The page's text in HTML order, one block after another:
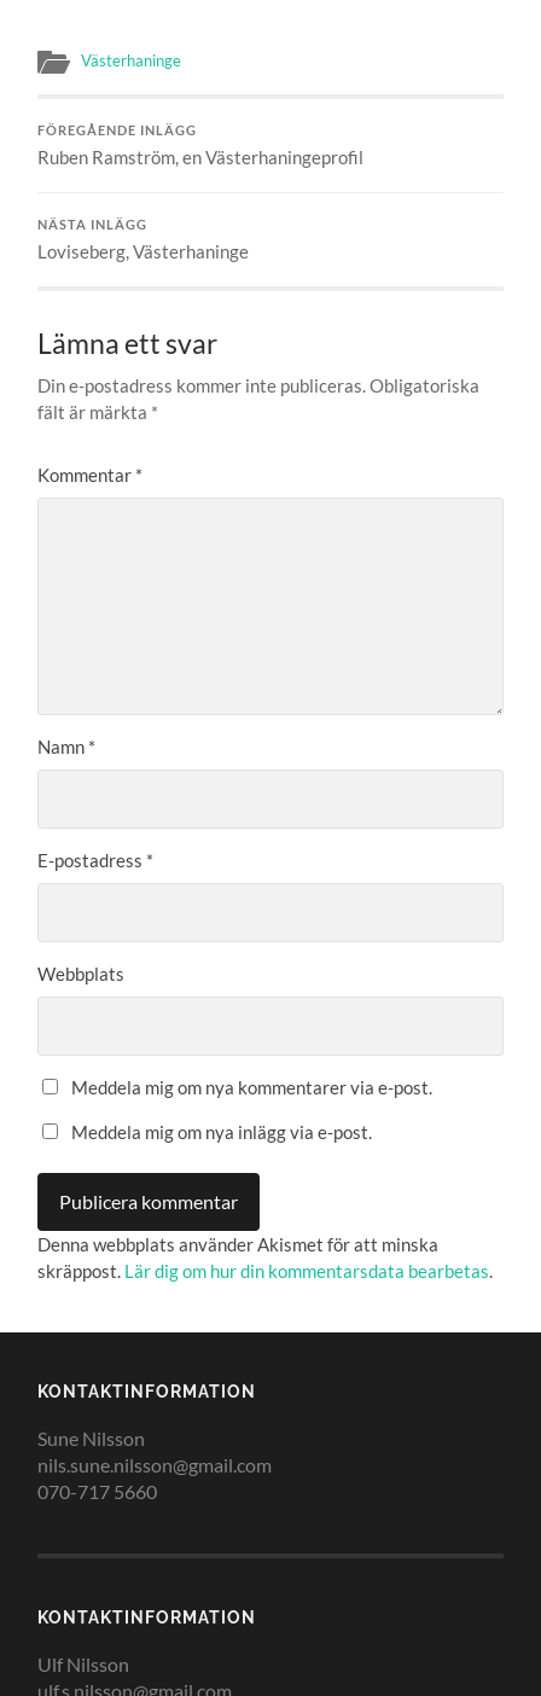
Västerhaninge
FÖREGÅENDE INLÄGG
Ruben Ramström, en Västerhaningeprofil
NÄSTA INLÄGG
Loviseberg, Västerhaninge
Lämna ett svar
Din e-postadress kommer inte publiceras.Obligatoriska
fält är märkta *
Kommentar *
Namn *
E-postadress *
Webbplats
Meddela mig om nya kommentarer via e-post.
Meddela mig om nya inlägg via e-post.
Denna webbplats använder Akismet för att minska
skräppost. Lär dig om hur din kommentarsdata bearbetas.
KONTAKTINFORMATION
Sune Nilsson
nils.sune.nilsson@gmail.com
070-717 5660
KONTAKTINFORMATION
Ulf Nilsson
ulf.s.nilsson@gmail.com